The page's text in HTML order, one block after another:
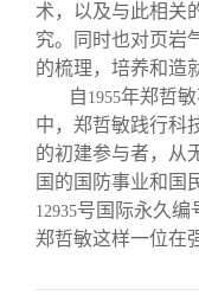
术，以及与此相关
究。同时也对页岩
的梳理，培养和造
自 1955年郑哲敏
中，郑哲敏践行科
的初建参与者，从
国的国防事业和国
12935号国际永久编
郑哲敏这样一位在